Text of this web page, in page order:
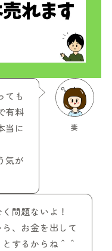
妻
ても
有料
当に
気が
問題ないよ！
、お金を出して
するからね＾＾